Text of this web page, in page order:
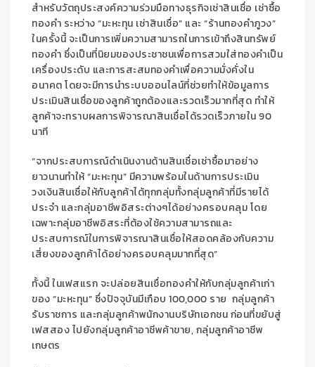
สำหรับวัตถุประสงค์ความร่วมมือทางธุรกิจเช่าสินเชื่อ เช่าซื้อ
ทองคำ ระหว่าง “มะหะทุน เช่าสินเชื่อ” และ “ร้านทองคำภูวง”
ในครั้งนี้ จะเป็นการเพิ่มความสามารถในการเข้าถึงสินทรัพย์
ทองคำ ซึ่งเป็นที่นิยมของประชาชนเพื่อการสวมใส่ทองคำเป็น
เครื่องประดับ และการสะสมทองคำเพื่อความมั่งคั่งใน
อนาคต โดยจะมีการนำระบบออนไลน์ที่ช่วยทำให้ข้อมูลการ
ประเมินสินเชื่อของลูกค้าถูกต้องและรวดเร็วมากที่สุด ทำให้
ลูกค้าจะทราบผลการพิจารณาสินเชื่อได้รวดเร็วภายใน 90
นาที
“จากประสบการณ์ดำเนินงานด้านสินเชื่อเช่าซื้อมาอย่าง
ยาวนานทำให้ “มะหะทุน” มีความพร้อมในด้านการประเมิน
วงเงินสินเชื่อให้กับลูกค้าได้ทุกกลุ่มทั้งกลุ่มลูกค้าที่มีรายได้
ประจำ และกลุ่มอาชีพอิสระต่างๆได้อย่างครอบคลุม โดย
เฉพาะกลุ่มอาชีพอิสระที่ต้องใช้ความสามารถและ
ประสบการณ์ในการพิจารณาสินเชื่อให้สอดคล้องกับความ
เสี่ยงของลูกค้าได้อย่างครอบคลุมมากที่สุด”
ทั้งนี้ ในเฟสแรก จะปล่อยสินเชื่อทองคำให้กับกลุ่มลูกค้าเก่า
ของ “มะหะทุน” ซึ่งปัจจุบันมีเกือบ 100,000 ราย กลุ่มลูกค้า
รับราชการ และกลุ่มลูกค้าพนักงานบริษัทเอกชน ก่อนที่ขยับสู่
เฟสสอง ไปยังกลุ่มลูกค้าอาชีพค้าขาย, กลุ่มลูกค้าอาชีพ
เกษตร